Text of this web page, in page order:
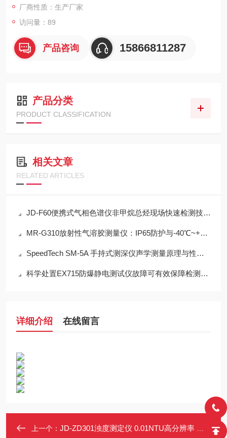
厂商性质：生产厂家
访问量：89
产品咨询 15866811287
产品分类
PRODUCT CLASSIFICATION
相关文章
RELATED ARTICLES
JD-F60便携式气相色谱仪非甲烷总烃现场快速检测技术方案
MR-G310放射性气溶胶测量仪：IP65防护与-40℃~+50℃宽温工作能力
SpeedTech SM-5A 手持式测深仪声学测量原理与性能分析
科学处置EX715防爆静电测试仪故障可有效保障检测工作正常开展
详细介绍 在线留言
上一个： JD-ZD301浊度测定仪 0.01NTU高分辨率 无需试剂 直接检测0-20 NTU